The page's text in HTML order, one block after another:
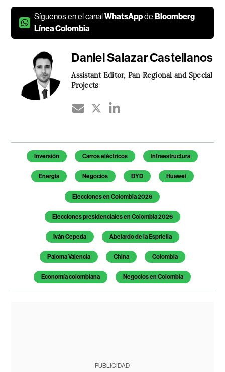
Síguenos en el canalWhatsAppdeBloomberg
Línea Colombia
Daniel Salazar Castellanos
Assistant Editor, Pan Regional and Special
Projects
Temas de este artículo
Inversión Carros eléctricos Infraestructura
Energía Negocios BYD Huawei
Elecciones en Colombia 2026
Elecciones presidenciales en Colombia 2026
Iván Cepeda Abelardo de la Espriella
Paloma Valencia China Colombia
Economía colombiana Negocios en Colombia
PUBLICIDAD